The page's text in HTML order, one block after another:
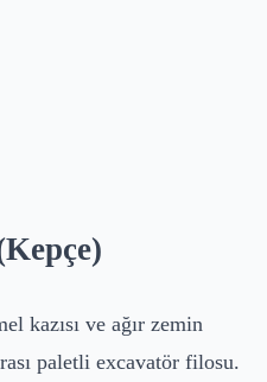
kazısı ve ağır zemin
paletli excavatör filosu.